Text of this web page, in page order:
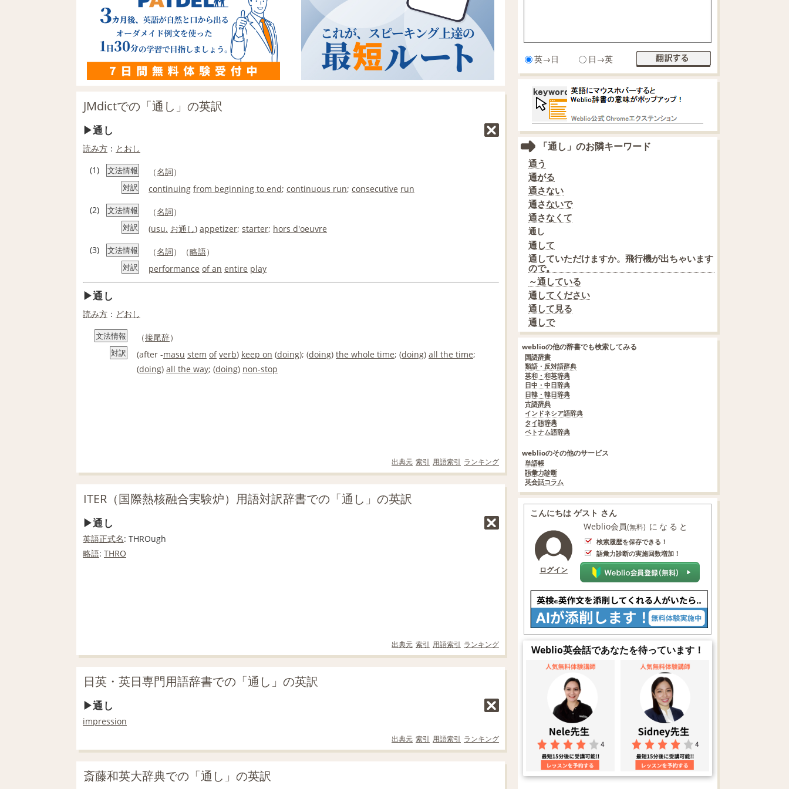
JMdictでの「通し」の英訳
通し
読み方 ： とおし
(1)
文法情報 （名詞）
対訳 continuing from beginning to end; continuous run; consecutive run
(2)
文法情報 （名詞）
対訳 (usu. お通し) appetizer; starter; hors d'oeuvre
(3)
文法情報 （名詞）（略語）
対訳 performance of an entire play
通し
読み方 ： どおし
文法情報 （接尾辞）
対訳 (after -masu stem of verb) keep on (doing); (doing) the whole time; (doing) all the time;
(doing) all the way; (doing) non-stop
出典元 索引 用語索引 ランキング
ITER（国際熱核融合実験炉）用語対訳辞書での「通し」の英訳
通し
英語正式名: THROugh
略語: THRO
出典元 索引 用語索引 ランキング
日英・英日専門用語辞書での「通し」の英訳
通し
impression
出典元 索引 用語索引 ランキング
斎藤和英大辞典での「通し」の英訳
英→日 日→英
「通し」のお隣キーワード
通う
通がる
通さない
通さないで
通さなくて
通し
通して
通していただけますか。飛行機が出ちゃいます
ので。
～通している
通してください
通して見る
通しで
weblioの他の辞書でも検索してみる
国語辞書
類語・反対語辞典
英和・和英辞典
日中・中日辞典
日韓・韓日辞典
古語辞典
インドネシア語辞典
タイ語辞典
ベトナム語辞典
weblioのその他のサービス
単語帳
語彙力診断
英会話コラム
こんにちは ゲスト さん
ログイン
Weblio会員(無料) になると
検索履歴を保存できる！
語彙力診断の実施回数増加！
Weblio英会話であなたを待っています！